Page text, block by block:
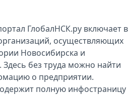
ГлобалНСК.ру включает в
осуществляющих
Новосибирска и
без труда можно найти
о предприятии.
полную инфостраницу